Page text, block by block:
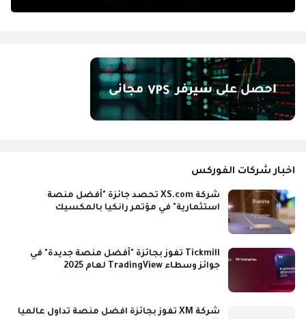
اخبار شركات الفوركس
شركة XS.com تحصد جائزة "أفضل منصة
استثمارية" في مؤتمر رانكيا بالمكسيك
Tickmill تفوز بجائزة "أفضل منصة جديدة" في
جوائز وسطاء TradingView لعام 2025
شركة XM تفوز بجائزة افضل منصة تداول عالميا